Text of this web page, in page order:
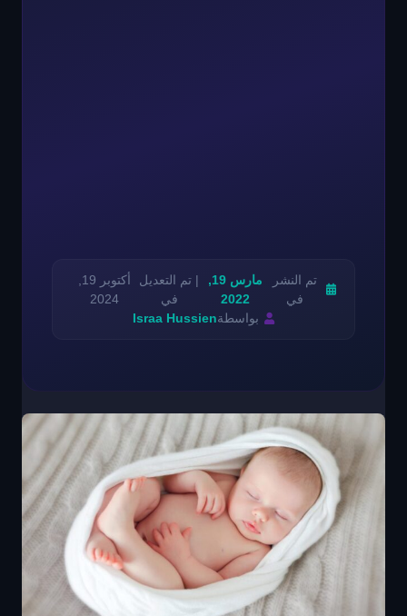
تم النشر
في
مارس 19,
2022
| تم التعديل
في
أكتوبر 19,
2024
بواسطةIsraa Hussien